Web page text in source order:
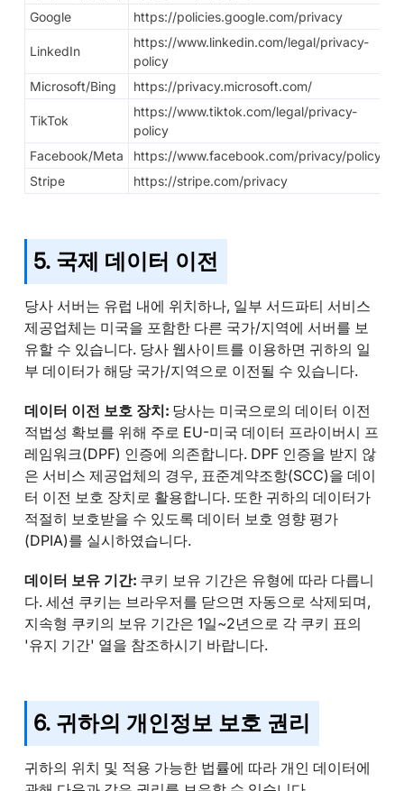
Google
https://policies.google.com/privacy
LinkedIn
https://www.linkedin.com/legal/privacy-
policy
Microsoft/Bing
https://privacy.microsoft.com/
TikTok
https://www.tiktok.com/legal/privacy-
policy
Facebook/Meta
https://www.facebook.com/privacy/policy/
Stripe
https://stripe.com/privacy
5. 국제 데이터 이전
당사 서버는 유럽 내에 위치하나, 일부 서드파티 서비스
제공업체는 미국을 포함한 다른 국가/지역에 서버를 보
유할 수 있습니다. 당사 웹사이트를 이용하면 귀하의 일
부 데이터가 해당 국가/지역으로 이전될 수 있습니다.
데이터 이전 보호 장치: 당사는 미국으로의 데이터 이전
적법성 확보를 위해 주로 EU-미국 데이터 프라이버시 프
레임워크(DPF) 인증에 의존합니다. DPF 인증을 받지 않
은 서비스 제공업체의 경우, 표준계약조항(SCC)을 데이
터 이전 보호 장치로 활용합니다. 또한 귀하의 데이터가
적절히 보호받을 수 있도록 데이터 보호 영향 평가
(DPIA)를 실시하였습니다.
데이터 보유 기간: 쿠키 보유 기간은 유형에 따라 다릅니
다. 세션 쿠키는 브라우저를 닫으면 자동으로 삭제되며,
지속형 쿠키의 보유 기간은 1일~2년으로 각 쿠키 표의
'유지 기간' 열을 참조하시기 바랍니다.
6. 귀하의 개인정보 보호 권리
귀하의 위치 및 적용 가능한 법률에 따라 개인 데이터에